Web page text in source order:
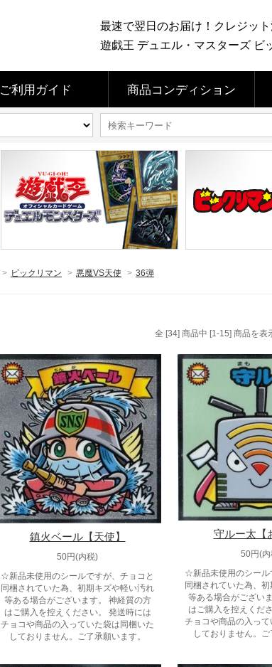
最速で翌日のお届け！クレジット
遊戯王 デュエル・マスターズ ビ
ご利用ガイド 商品コンディション
> ビックリマン > 悪魔VS天使 > 36弾
全 [34] 商品中 [1-15] 商品を表
鎮火ベール【天使】
50円(内税)
☆新品未使用のシールですが、チョコと
同梱されていた為、初期キズや軽い汚れ
等ある場合がございます。 神経質の方
はご購入を控えください。 発送時には
チョコや商品の入っていた袋は同梱いた
しておりません。ご了承願います。
守ルー太【
50円(
☆新品未使用のシール
同梱されていた為、
等ある場合がござい
はご購入を控えくだ
チョコや商品の入っ
しておりません。ご